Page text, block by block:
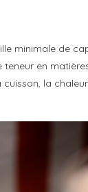
minimale de
en
la